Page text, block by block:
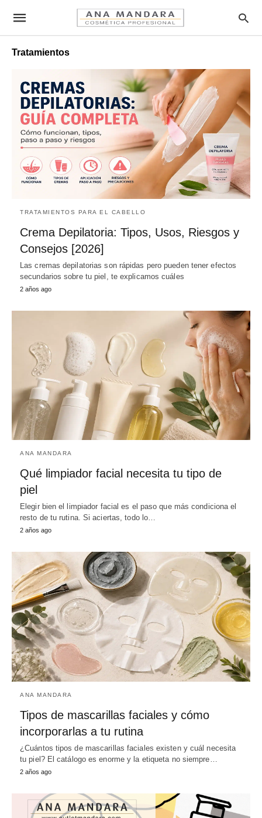
Tratamientos
TRATAMIENTOS PARA EL CABELLO
Crema Depilatoria: Tipos, Usos, Riesgos y
Consejos [2026]
Las cremas depilatorias son rápidas pero pueden tener efectos
secundarios sobre tu piel, te explicamos cuáles
2 años ago
ANA MANDARA
Qué limpiador facial necesita tu tipo de
piel
Elegir bien el limpiador facial es el paso que más condiciona el
resto de tu rutina. Si aciertas, todo lo…
2 años ago
ANA MANDARA
Tipos de mascarillas faciales y cómo
incorporarlas a tu rutina
¿Cuántos tipos de mascarillas faciales existen y cuál necesita
tu piel? El catálogo es enorme y la etiqueta no siempre…
2 años ago